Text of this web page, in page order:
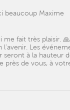
beaucoup Maxime
fait très plaisir.
Les
à la hauteur
de vous, à